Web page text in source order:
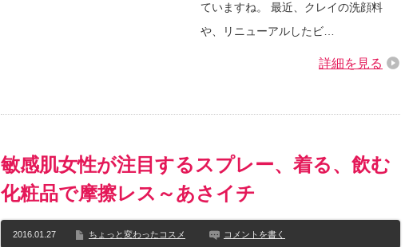
ていますね。 最近、クレイの洗顔料
や、リニューアルしたビ…
詳細を見る
敏感肌女性が注目するスプレー、着る、飲む
化粧品で摩擦レス～あさイチ
2016.01.27 ちょっと変わったコスメ コメントを書く